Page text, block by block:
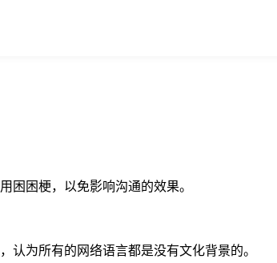
困困梗，以免影响沟通的效果。
为所有的网络语言都是没有文化背景的。